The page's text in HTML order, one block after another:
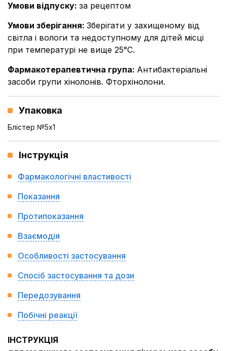
Умови відпуску: за рецептом
Умови зберігання: Зберігати у захищеному від
світла і вологи та недоступному для дітей місці
при температурі не вище 25°С.
Фармакотерапевтична група: Антибактеріальні
засоби групи хінолонів. Фторхінолони.
Упаковка
Блістер №5x1
Інструкція
Фармакологічні властивості
Показання
Протипоказання
Взаємодія
Особливості застосування
Спосіб застосування та дози
Передозування
Побічні реакції
ІНСТРУКЦІЯ